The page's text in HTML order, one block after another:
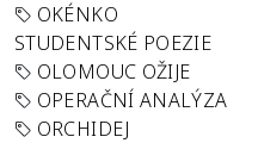
OKÉNKO
STUDENTSKÉ POEZIE
OLOMOUC OŽIJE
OPERAČNÍ ANALÝZA
ORCHIDEJ